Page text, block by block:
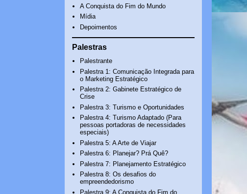
A Conquista do Fim do Mundo
Mídia
Depoimentos
Palestras
Palestrante
Palestra 1: Comunicação Integrada para
o Marketing Estratégico
Palestra 2: Gabinete Estratégico de
Crise
Palestra 3: Turismo e Oportunidades
Palestra 4: Turismo Adaptado (Para
pessoas portadoras de necessidades
especiais)
Palestra 5: A Arte de Viajar
Palestra 6: Planejar? Prá Quê?
Palestra 7: Planejamento Estratégico
Palestra 8: Os desafios do
empreendedorismo
Palestra 9: A Conquista do Fim do